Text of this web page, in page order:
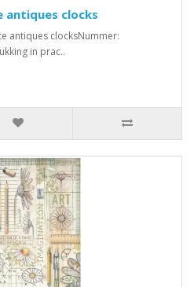
antiques clocks
antiques clocksNummer:
in prac..